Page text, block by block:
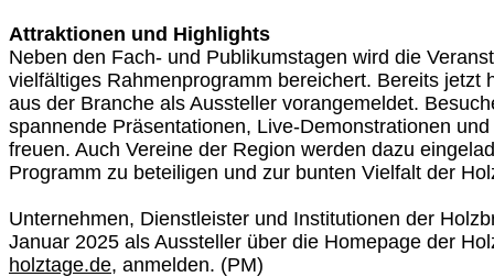
Attraktionen und Highlights
Neben den Fach- und Publikumstagen wird die
vielfältiges Rahmenprogramm bereichert. Bereits jetzt
aus der Branche als Aussteller vorangemeldet.
spannende Präsentationen, Live-Demonstrationen
freuen. Auch Vereine der Region werden dazu
Programm zu beteiligen und zur bunten Vielfalt der
Unternehmen, Dienstleister und Institutionen der
Januar 2025 als Aussteller über die Homepage der
holztage.de, anmelden. (PM)